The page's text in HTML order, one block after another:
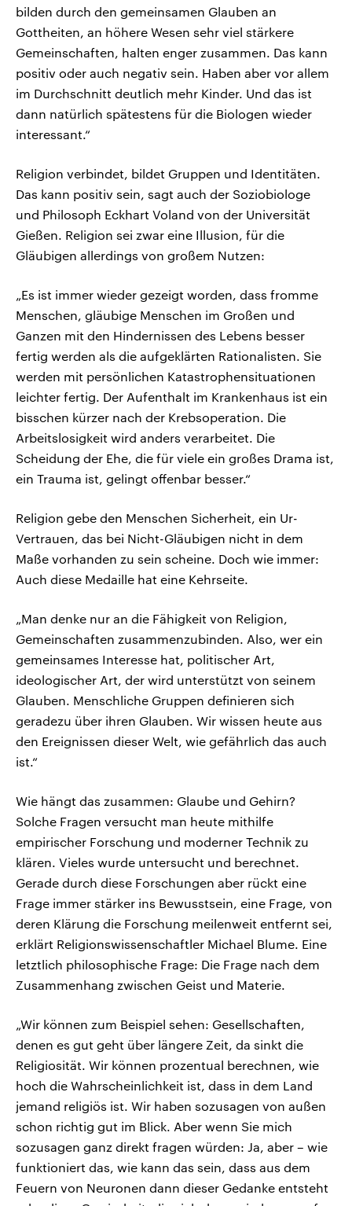
bilden durch den gemeinsamen Glauben an
Gottheiten, an höhere Wesen sehr viel stärkere
Gemeinschaften, halten enger zusammen. Das kann
positiv oder auch negativ sein. Haben aber vor allem
im Durchschnitt deutlich mehr Kinder. Und das ist
dann natürlich spätestens für die Biologen wieder
interessant.“
Religion verbindet, bildet Gruppen und Identitäten.
Das kann positiv sein, sagt auch der Soziobiologe
und Philosoph Eckhart Voland von der Universität
Gießen. Religion sei zwar eine Illusion, für die
Gläubigen allerdings von großem Nutzen:
„Es ist immer wieder gezeigt worden, dass fromme
Menschen, gläubige Menschen im Großen und
Ganzen mit den Hindernissen des Lebens besser
fertig werden als die aufgeklärten Rationalisten. Sie
werden mit persönlichen Katastrophensituationen
leichter fertig. Der Aufenthalt im Krankenhaus ist ein
bisschen kürzer nach der Krebsoperation. Die
Arbeitslosigkeit wird anders verarbeitet. Die
Scheidung der Ehe, die für viele ein großes Drama ist,
ein Trauma ist, gelingt offenbar besser.“
Religion gebe den Menschen Sicherheit, ein Ur-
Vertrauen, das bei Nicht-Gläubigen nicht in dem
Maße vorhanden zu sein scheine. Doch wie immer:
Auch diese Medaille hat eine Kehrseite.
„Man denke nur an die Fähigkeit von Religion,
Gemeinschaften zusammenzubinden. Also, wer ein
gemeinsames Interesse hat, politischer Art,
ideologischer Art, der wird unterstützt von seinem
Glauben. Menschliche Gruppen definieren sich
geradezu über ihren Glauben. Wir wissen heute aus
den Ereignissen dieser Welt, wie gefährlich das auch
ist.“
Wie hängt das zusammen: Glaube und Gehirn?
Solche Fragen versucht man heute mithilfe
empirischer Forschung und moderner Technik zu
klären. Vieles wurde untersucht und berechnet.
Gerade durch diese Forschungen aber rückt eine
Frage immer stärker ins Bewusstsein, eine Frage, von
deren Klärung die Forschung meilenweit entfernt sei,
erklärt Religionswissenschaftler Michael Blume. Eine
letztlich philosophische Frage: Die Frage nach dem
Zusammenhang zwischen Geist und Materie.
„Wir können zum Beispiel sehen: Gesellschaften,
denen es gut geht über längere Zeit, da sinkt die
Religiosität. Wir können prozentual berechnen, wie
hoch die Wahrscheinlichkeit ist, dass in dem Land
jemand religiös ist. Wir haben sozusagen von außen
schon richtig gut im Blick. Aber wenn Sie mich
sozusagen ganz direkt fragen würden: Ja, aber – wie
funktioniert das, wie kann das sein, dass aus dem
Feuern von Neuronen dann dieser Gedanke entsteht